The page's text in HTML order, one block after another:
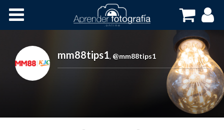
Cursos OnLine
mm88tips1, @mm88tips1